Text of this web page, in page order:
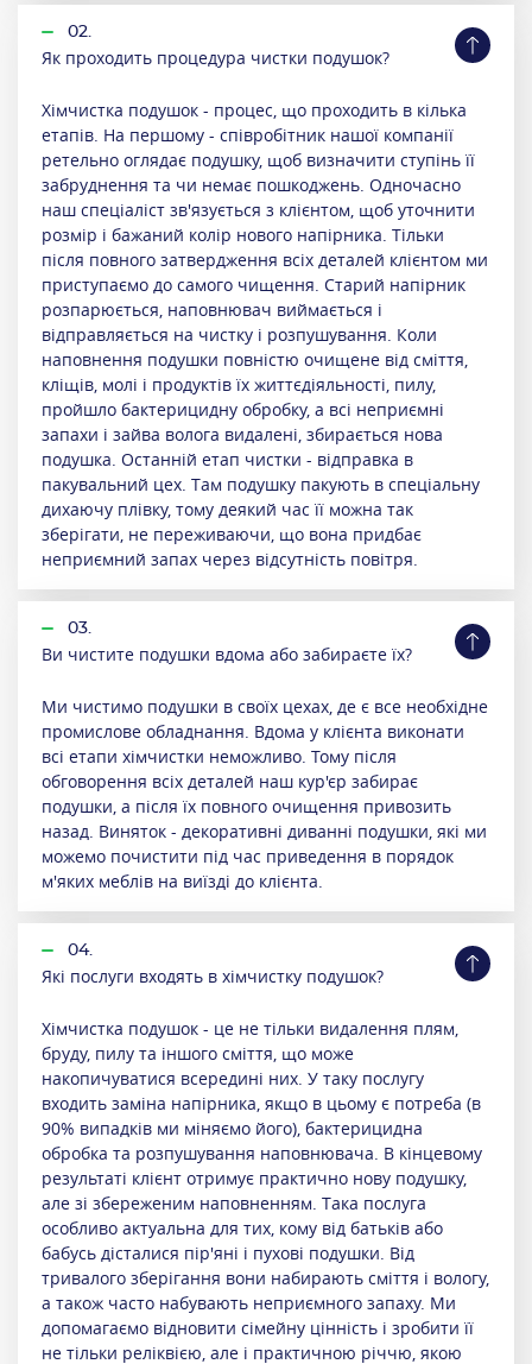
02.
Як проходить процедура чистки подушок?
Хімчистка подушок - процес, що проходить в кілька
етапів. На першому - співробітник нашої компанії
ретельно оглядає подушку, щоб визначити ступінь її
забруднення та чи немає пошкоджень. Одночасно
наш спеціаліст зв'язується з клієнтом, щоб уточнити
розмір і бажаний колір нового напірника. Тільки
після повного затвердження всіх деталей клієнтом ми
приступаємо до самого чищення. Старий напірник
розпарюється, наповнювач виймається і
відправляється на чистку і розпушування. Коли
наповнення подушки повністю очищене від сміття,
кліщів, молі і продуктів їх життєдіяльності, пилу,
пройшло бактерицидну обробку, а всі неприємні
запахи і зайва волога видалені, збирається нова
подушка. Останній етап чистки - відправка в
пакувальний цех. Там подушку пакують в спеціальну
дихаючу плівку, тому деякий час її можна так
зберігати, не переживаючи, що вона придбає
неприємний запах через відсутність повітря.
03.
Ви чистите подушки вдома або забираєте їх?
Ми чистимо подушки в своїх цехах, де є все необхідне
промислове обладнання. Вдома у клієнта виконати
всі етапи хімчистки неможливо. Тому після
обговорення всіх деталей наш кур'єр забирає
подушки, а після їх повного очищення привозить
назад. Виняток - декоративні диванні подушки, які ми
можемо почистити під час приведення в порядок
м'яких меблів на виїзді до клієнта.
04.
Які послуги входять в хімчистку подушок?
Хімчистка подушок - це не тільки видалення плям,
бруду, пилу та іншого сміття, що може
накопичуватися всередині них. У таку послугу
входить заміна напірника, якщо в цьому є потреба (в
90% випадків ми міняємо його), бактерицидна
обробка та розпушування наповнювача. В кінцевому
результаті клієнт отримує практично нову подушку,
але зі збереженим наповненням. Така послуга
особливо актуальна для тих, кому від батьків або
бабусь дісталися пір'яні і пухові подушки. Від
тривалого зберігання вони набирають сміття і вологу,
а також часто набувають неприємного запаху. Ми
допомагаємо відновити сімейну цінність і зробити її
не тільки реліквією, але і практичною річчю, якою